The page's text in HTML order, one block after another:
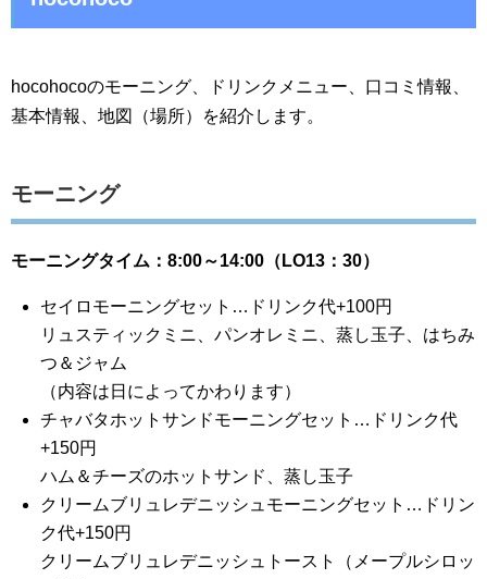
hocohocoのモーニング、ドリンクメニュー、口コミ情報、
基本情報、地図（場所）を紹介します。
モーニング
モーニングタイム：8:00～14:00（LO13：30）
セイロモーニングセット…ドリンク代+100円
リュスティックミニ、パンオレミニ、蒸し玉子、はちみ
つ＆ジャム
（内容は日によってかわります）
チャバタホットサンドモーニングセット…ドリンク代
+150円
ハム＆チーズのホットサンド、蒸し玉子
クリームブリュレデニッシュモーニングセット…ドリン
ク代+150円
クリームブリュレデニッシュトースト（メープルシロッ